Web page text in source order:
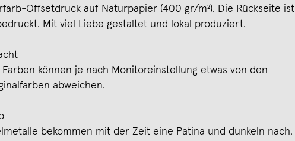
Offsetdruck auf Naturpapier (400 gr/m²). Die Rückseite ist
Mit viel Liebe gestaltet und lokal produziert.
Farben können je nach Monitoreinstellung etwas von den
abweichen.
bekommen mit der Zeit eine Patina und dunkeln nach.